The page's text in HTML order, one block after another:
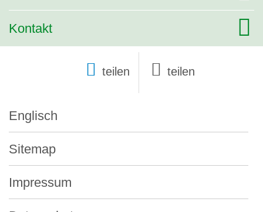
Kontakt
teilen
Englisch
Sitemap
Impressum